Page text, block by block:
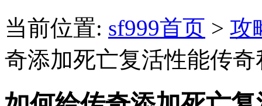
当前位置: sf999首页 > 攻
奇添加死亡复活性能传